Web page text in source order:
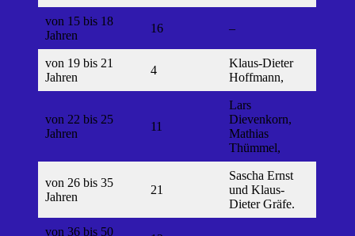
von 15 bis 18
Jahren
16 –
von 19 bis 21
Jahren
4
Klaus-Dieter
Hoffmann,
von 22 bis 25
Jahren
11
Lars
Dievenkorn,
Mathias
Thümmel,
von 26 bis 35
Jahren
21
Sascha Ernst
und Klaus-
Dieter Gräfe.
von 36 bis 50